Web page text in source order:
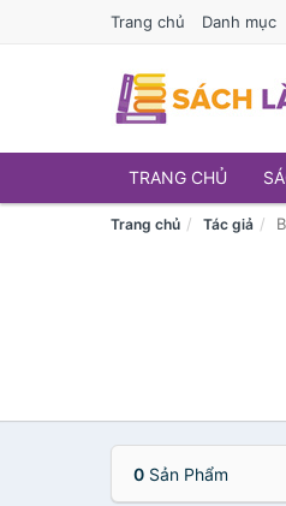
Trang chủ Danh mục
TRANG CHỦ
Trang chủ Tác giả
0 Sản Phẩm